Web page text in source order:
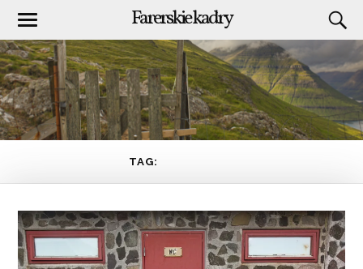
Farerskie kadry
TAG: